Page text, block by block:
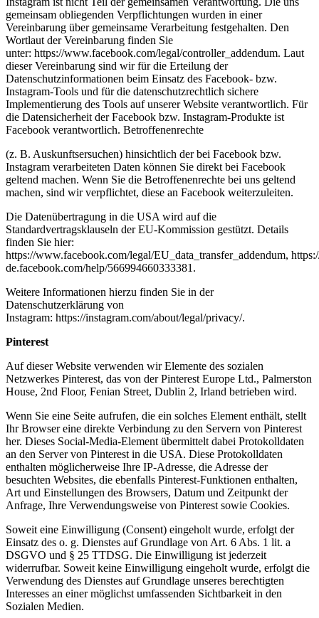
gemeinsam obliegenden Verpflichtungen wurden in einer
Vereinbarung über gemeinsame Verarbeitung festgehalten. Den
Wortlaut der Vereinbarung finden Sie
unter: https://www.facebook.com/legal/controller_addendum. Laut
dieser Vereinbarung sind wir für die Erteilung der
Datenschutzinformationen beim Einsatz des Facebook- bzw.
Instagram-Tools und für die datenschutzrechtlich sichere
Implementierung des Tools auf unserer Website verantwortlich. Für
die Datensicherheit der Facebook bzw. Instagram-Produkte ist
Facebook verantwortlich. Betroffenenrechte
(z. B. Auskunftsersuchen) hinsichtlich der bei Facebook bzw.
Instagram verarbeiteten Daten können Sie direkt bei Facebook
geltend machen. Wenn Sie die Betroffenenrechte bei uns geltend
machen, sind wir verpflichtet, diese an Facebook weiterzuleiten.
Die Datenübertragung in die USA wird auf die
Standardvertragsklauseln der EU-Kommission gestützt. Details
finden Sie hier:
https://www.facebook.com/legal/EU_data_transfer_addendum,
de.facebook.com/help/566994660333381.
Weitere Informationen hierzu finden Sie in der
Datenschutzerklärung von
Instagram: https://instagram.com/about/legal/privacy/.
Pinterest
Auf dieser Website verwenden wir Elemente des sozialen
Netzwerkes Pinterest, das von der Pinterest Europe Ltd., Palmerston
House, 2nd Floor, Fenian Street, Dublin 2, Irland betrieben wird.
Wenn Sie eine Seite aufrufen, die ein solches Element enthält, stellt
Ihr Browser eine direkte Verbindung zu den Servern von Pinterest
her. Dieses Social-Media-Element übermittelt dabei Protokolldaten
an den Server von Pinterest in die USA. Diese Protokolldaten
enthalten möglicherweise Ihre IP-Adresse, die Adresse der
besuchten Websites, die ebenfalls Pinterest-Funktionen enthalten,
Art und Einstellungen des Browsers, Datum und Zeitpunkt der
Anfrage, Ihre Verwendungsweise von Pinterest sowie Cookies.
Soweit eine Einwilligung (Consent) eingeholt wurde, erfolgt der
Einsatz des o. g. Dienstes auf Grundlage von Art. 6 Abs. 1 lit. a
DSGVO und § 25 TTDSG. Die Einwilligung ist jederzeit
widerrufbar. Soweit keine Einwilligung eingeholt wurde, erfolgt die
Verwendung des Dienstes auf Grundlage unseres berechtigten
Interesses an einer möglichst umfassenden Sichtbarkeit in den
Sozialen Medien.